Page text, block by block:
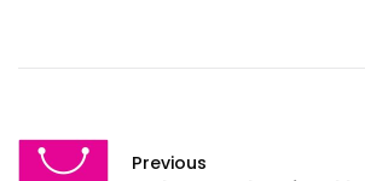
Previous